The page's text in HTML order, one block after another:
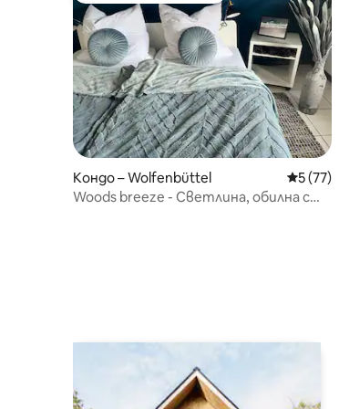
Кондо – Wolfenbüttel Средна
5 (77)
Woods breeze - Светлина, обилна с